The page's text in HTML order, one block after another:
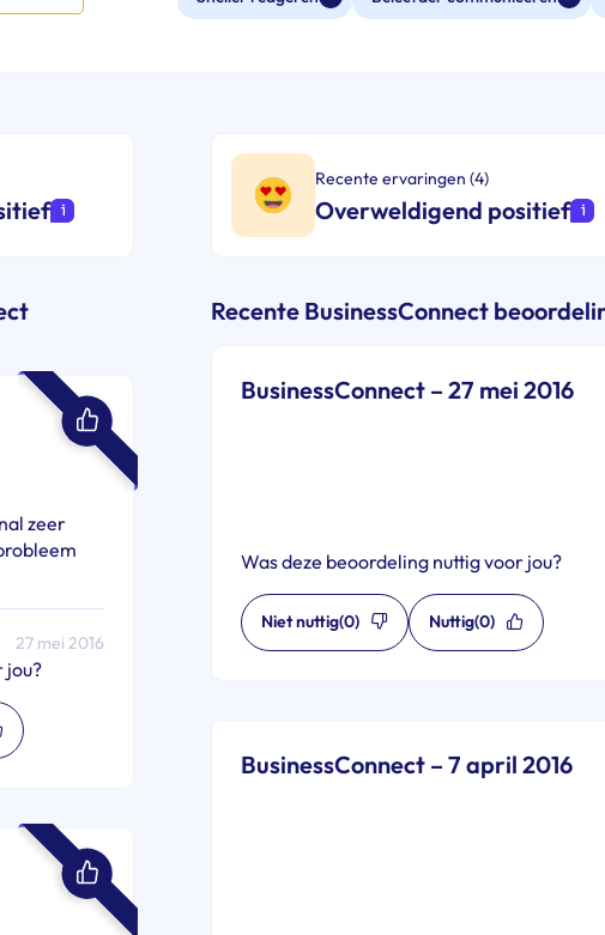
zeer
27 mei 2016
jou?
Recente ervaringen (4)
Overweldigend positief
Recente BusinessConnect
BusinessConnect – 27 mei 2016
Was deze beoordeling nuttig voor jou?
Niet nuttig(0) Nuttig(0)
BusinessConnect – 7 april 2016